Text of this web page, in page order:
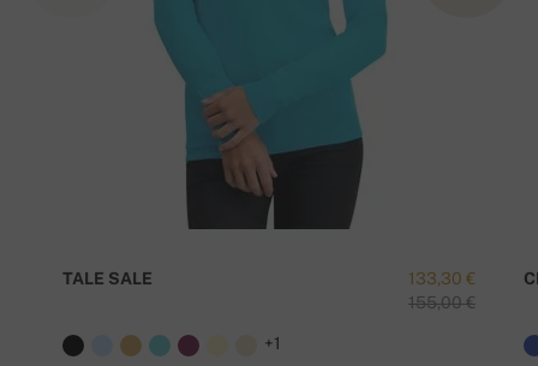
133,30 €
155,00 €
TALE SALE
+1